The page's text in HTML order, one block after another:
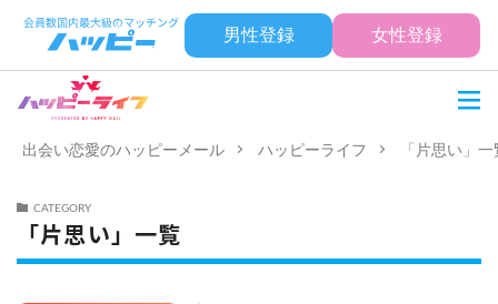
男性登録 女性登録
出会い恋愛のハッピーメール ハッピーライフ 「片思い」一
CATEGORY
「片思い」一覧